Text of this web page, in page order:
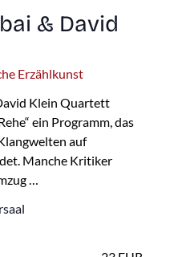
& David
Erzählkunst
Klein Quartett
ein Programm, das
auf
Manche Kritiker
…